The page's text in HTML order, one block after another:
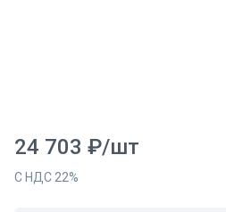
24 703 ₽/шт
С НДС 22%